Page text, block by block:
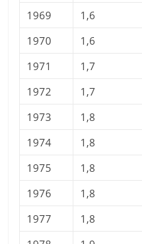
1969
1,6
1970
1,6
1971
1,7
1972
1,7
1973
1,8
1974
1,8
1975
1,8
1976
1,8
1977
1,8